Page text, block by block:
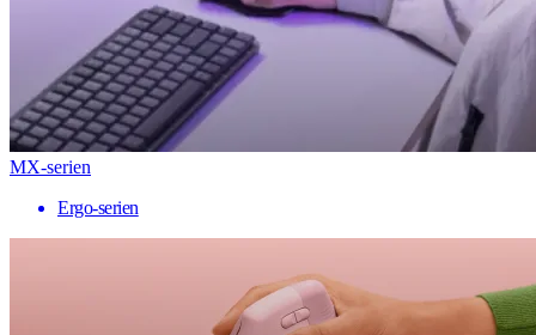
MX-serien
Ergo-serien